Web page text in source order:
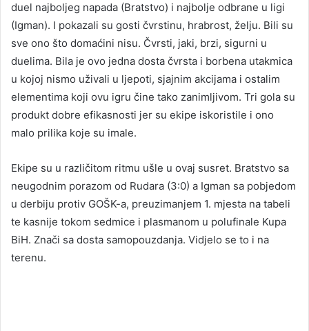
duel najboljeg napada (Bratstvo) i najbolje odbrane u ligi
(Igman). I pokazali su gosti čvrstinu, hrabrost, želju. Bili su
sve ono što domaćini nisu. Čvrsti, jaki, brzi, sigurni u
duelima. Bila je ovo jedna dosta čvrsta i borbena utakmica
u kojoj nismo uživali u ljepoti, sjajnim akcijama i ostalim
elementima koji ovu igru čine tako zanimljivom. Tri gola su
produkt dobre efikasnosti jer su ekipe iskoristile i ono
malo prilika koje su imale.
Ekipe su u različitom ritmu ušle u ovaj susret. Bratstvo sa
neugodnim porazom od Rudara (3:0) a Igman sa pobjedom
u derbiju protiv GOŠK-a, preuzimanjem 1. mjesta na tabeli
te kasnije tokom sedmice i plasmanom u polufinale Kupa
BiH. Znači sa dosta samopouzdanja. Vidjelo se to i na
terenu.